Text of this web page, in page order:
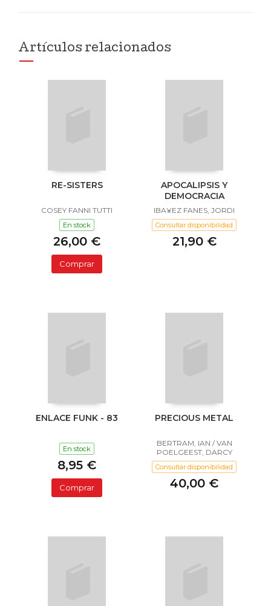
Artículos relacionados
RE-SISTERS
COSEY FANNI TUTTI
En stock
26,00 €
Comprar
APOCALIPSIS Y
DEMOCRACIA
IBA¥EZ FANES, JORDI
Consultar disponibilidad
21,90 €
ENLACE FUNK - 83
En stock
8,95 €
Comprar
PRECIOUS METAL
BERTRAM, IAN / VAN
POELGEEST, DARCY
Consultar disponibilidad
40,00 €